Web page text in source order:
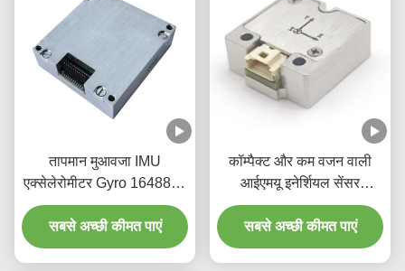
तापमान मुआवजा IMU
एक्सेलेरोमीटर Gyro 16488-C
3 अक्ष
सबसे अच्छी कीमत पाएं
कॉम्पैक्ट और कम वजन वाली
आईएमयू इनेर्शियल सेंसर
इनेर्शियल माप इकाई
सबसे अच्छी कीमत पाएं